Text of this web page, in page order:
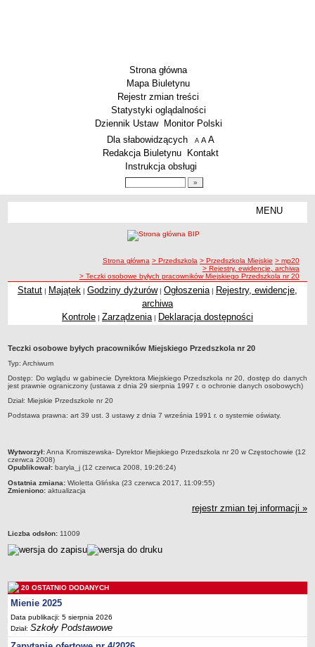
Strona główna
Mapa Biuletynu
Rejestr zmian treści
Statystyki oglądalności
Dziennik Ustaw
Monitor Polski
Menu dodatkowe
Dla słabowidzących A pomniejsz czcionkę
A standardowy rozmiar czcionki
A
Redakcja Biuletynu
Kontakt
Instrukcja obsługi
MENU
Zespoły Szkół
Techniczne Zakłady Naukowe
PRZEDSZKOLA
ARCHIWUM SZKÓŁ I PLACÓWEK
Zlikwidowane gimnazja
Przekształcone szkoły i placówki
Wielofunkcyjna Placówka
SPECJALNE OŚRODKI SZKOLNO-WYCHOWAWCZE
Specjalny Ośrodek nr 5
BURSA MIEJSKA
Dane podstawowe
Statut
Godziny dyżurów
Ogłoszenie
Kontrole
Rejestry, ewidencje, archiwa
Sprawozdania
Deklaracja dostępności
ścieżka nawigacji
Strona główna > Przedszkola > Przedszkola Miejskie > mp20
> Rejestry, ewidencje, archiwa
> Teczki osobowe byłych pracowników Miejskiego Przedszkola nr 20
Statut | Majątek | Godziny dyżurów| Ogłoszenia | Rejestry, ewidencje,
archiwa
Kontrole | Zarządzenia | Deklaracja dostępności
Teczki osobowe byłych pracowników Miejskiego Przedszkola nr 20
Typ: Archiwum
Dostęp: Do wglądu w gabinecie Dyrektora Miejskiego Przedszkola nr 20, dostęp do danych
jest prawnie ograniczony (ustawa z dnia 29 sierpnia 1997 r. o ochronie danych osobowych)
Dział: Miejskie Przedszkole nr 20
Podstawa prawna: art 39 ust. 3 ustawy z dnia 7 września 1991 r. o systemie oświaty.
metryczka
Wytworzył:Anna Kromiszewska- Dyrektor Miejskiego Przedszkola nr 20 w Częstochowie (12
czerwca 2008)
Opublikował: baryla_j (12 czerwca 2008, 19:26:24)
Ostatnia zmiana: Wioletta Glińska (23 czerwca 2017, 11:09:55)
Zmieniono: aktualizacja
rejestr zmian tej informacji »
Liczba odsłon: 11009
20 OSTATNIO DODANYCH
Mienie 2025
Data publikacji: 5 sierpnia 2026
Dział:Szkoły Podstawowe